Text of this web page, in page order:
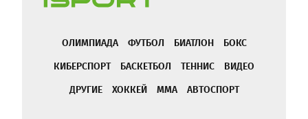
ОЛИМПИАДА ФУТБОЛ БИАТЛОН
БОКС
КИБЕРСПОРТ
БАСКЕТБОЛ ТЕННИС
ВИДЕО
ДРУГИЕ
ХОККЕЙ ММА АВТОСПОРТ